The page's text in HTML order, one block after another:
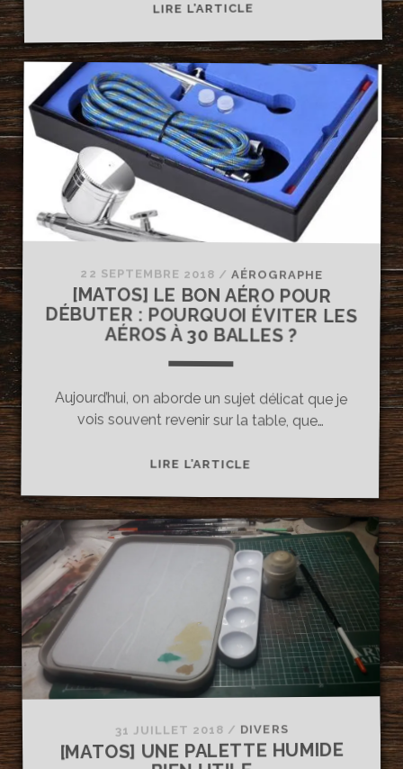
LIRE L’ARTICLE[MATOS]
MATÉRIEL
PRATIQUE
!
22 SEPTEMBRE 2018 /AÉROGRAPHE
[MATOS] LE BON AÉRO POUR
DÉBUTER : POURQUOI ÉVITER LES
AÉROS À 30 BALLES ?
Aujourd’hui, on aborde un sujet délicat que je
vois souvent revenir sur la table, que…
LIRE L’ARTICLE[MATOS]
BON
AÉRO
POUR
DÉBUTER
:
POURQUOI
ÉVITER
LES
AÉROS
À
30
BALLES
?
31 JUILLET 2018 / DIVERS
[MATOS] UNE PALETTE HUMIDE